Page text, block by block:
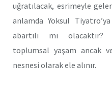
uğratılacak, esrimeyle
anlamda Yoksul
abartılı mı olacaktır?
toplumsal yaşam ancak
nesnesi olarak ele alınır.